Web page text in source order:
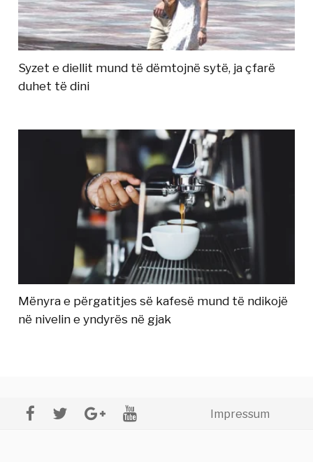
Syzet e diellit mund të dëmtojnë sytë, ja çfarë
duhet të dini
Mënyra e përgatitjes së kafesë mund të ndikojë
në nivelin e yndyrës në gjak
Impressum